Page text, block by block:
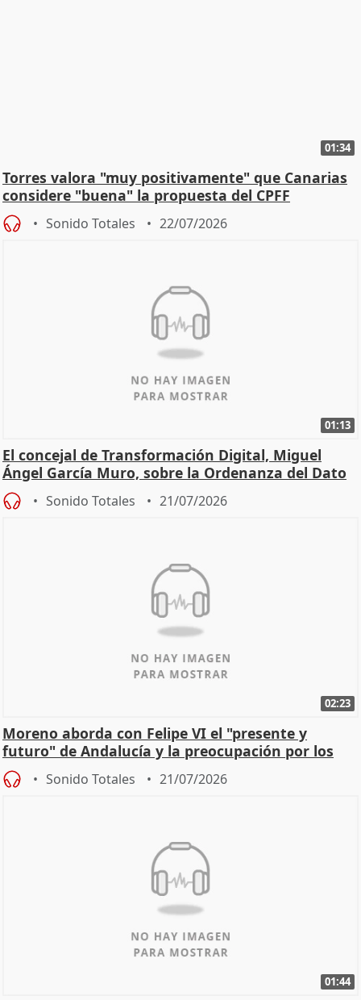
01:34
Torres valora "muy positivamente" que Canarias
considere "buena" la propuesta del CPFF
Sonido Totales 22/07/2026
01:13
El concejal de Transformación Digital, Miguel
Ángel García Muro, sobre la Ordenanza del Dato
Sonido Totales 21/07/2026
02:23
Moreno aborda con Felipe VI el "presente y
futuro" de Andalucía y la preocupación por los
incendios
Sonido Totales 21/07/2026
01:44